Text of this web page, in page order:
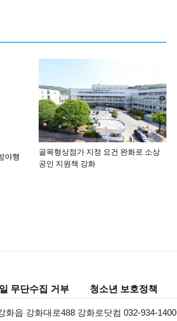
야행
골목형상점가 지정 요건 완화로 소상
공인 지원책 강화
무단수집 거부 청소년 보호정책
화읍 강화대로488 강화로닷컴 032-934-1400